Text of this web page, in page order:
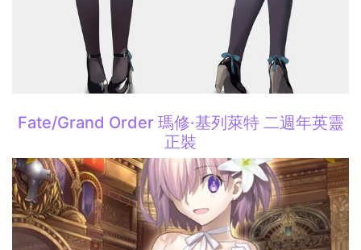
Fate/Grand Order 瑪修·基列萊特 二週年英靈
正裝